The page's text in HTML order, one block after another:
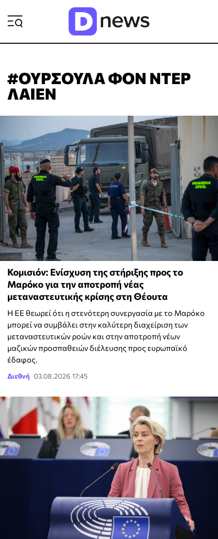
#ΟΥΡΣΟΥΛΑ ΦΟΝ ΝΤΕΡ
ΛΑΙΕΝ
Κομισιόν: Ενίσχυση της στήριξης προς το
Μαρόκο για την αποτροπή νέας
μεταναστευτικής κρίσης στη Θέουτα
Η ΕΕ θεωρεί ότι η στενότερη συνεργασία με το Μαρόκο
μπορεί να συμβάλει στην καλύτερη διαχείριση των
μεταναστευτικών ροών και στην αποτροπή νέων
μαζικών προσπαθειών διέλευσης προς ευρωπαϊκό
έδαφος.
Διεθνή 03.08.2026 17:45